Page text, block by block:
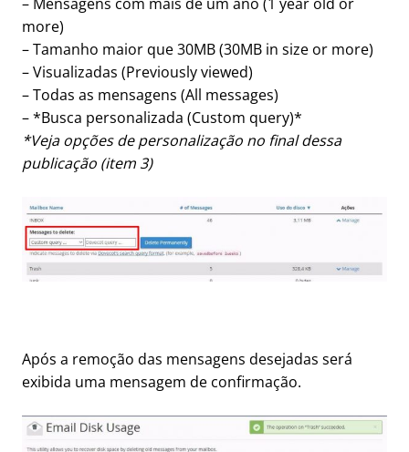
more)
– Tamanho maior que 30MB (30MB in size or more)
– Visualizadas (Previously viewed)
– Todas as mensagens (All messages)
– *Busca personalizada (Custom query)*
*Veja opções de personalização no final dessa
publicação (item 3)
Após a remoção das mensagens desejadas será
exibida uma mensagem de confirmação.